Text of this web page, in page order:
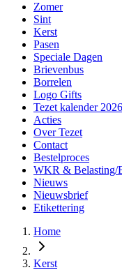
Zomer
Sint
Kerst
Pasen
Speciale Dagen
Brievenbus
Borrelen
Logo Gifts
Tezet kalender 2026
Acties
Over Tezet
Contact
Bestelproces
WKR & Belasting/
Nieuws
Nieuwsbrief
Etikettering
Home
Kerst